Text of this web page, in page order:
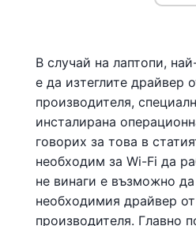
В случай на лаптопи,
е да изтеглите драйвер
производителя,
инсталирана
говорих за това в
необходим за Wi-Fi да
не винаги е възможно да
необходимия драйвер
производителя. Главно